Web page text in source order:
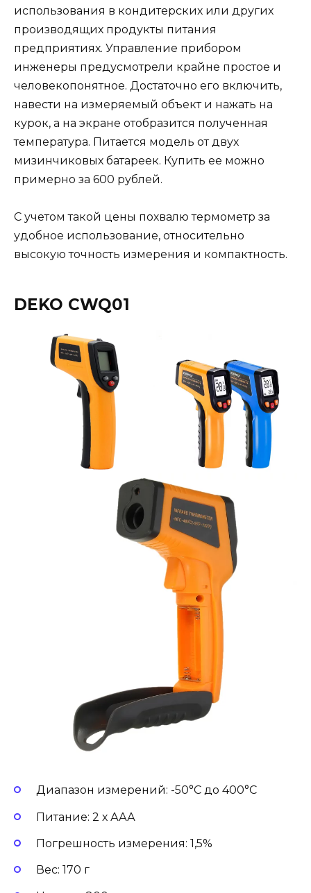
использования в кондитерских или других
производящих продукты питания
предприятиях. Управление прибором
инженеры предусмотрели крайне простое и
человекопонятное. Достаточно его включить,
навести на измеряемый объект и нажать на
курок, а на экране отобразится полученная
температура. Питается модель от двух
мизинчиковых батареек. Купить ее можно
примерно за 600 рублей.
С учетом такой цены похвалю термометр за
удобное использование, относительно
высокую точность измерения и компактность.
DEKO CWQ01
Диапазон измерений: -50°С до 400°С
Питание: 2 х ААА
Погрешность измерения: 1,5%
Вес: 170 г